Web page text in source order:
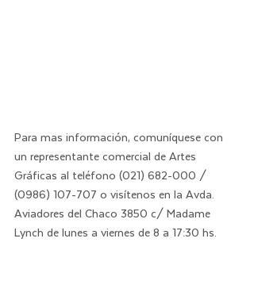
Para mas información, comuníquese con
un representante comercial de Artes
Gráficas al teléfono (021) 682-000 /
(0986) 107-707 o visítenos en la Avda.
Aviadores del Chaco 3850 c/ Madame
Lynch de lunes a viernes de 8 a 17:30 hs.